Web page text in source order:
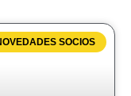
SOCIOS